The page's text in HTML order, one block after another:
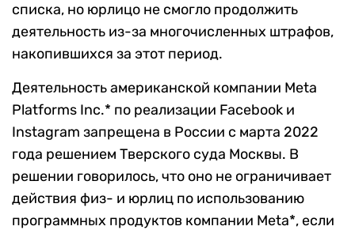
списка, но юрлицо не смогло продолжить
деятельность из-за многочисленных штрафов,
накопившихся за этот период.
Деятельность американской компании Meta
Platforms Inc.* по реализации Facebook и
Instagram запрещена в России с марта 2022
года решением Тверского суда Москвы. В
решении говорилось, что оно не ограничивает
действия физ- и юрлиц по использованию
программных продуктов компании Meta*, если